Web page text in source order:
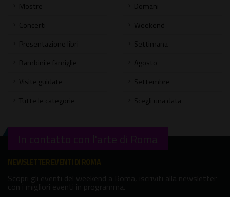
Mostre
Concerti
Presentazione libri
Bambini e famiglie
Visite guidate
Tutte le categorie
Domani
Weekend
Settimana
Agosto
Settembre
Scegli una data
In contatto con l'arte di Roma